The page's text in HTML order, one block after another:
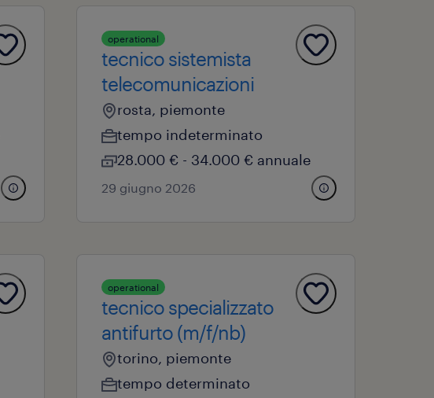
operational
tecnico sistemista
telecomunicazioni
rosta, piemonte
tempo indeterminato
28.000 € - 34.000 € annuale
29 giugno 2026
operational
tecnico specializzato
antifurto (m/f/nb)
torino, piemonte
tempo determinato